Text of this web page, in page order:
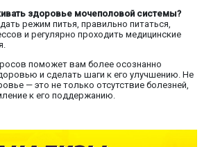
здоровье мочеполовой системы?
режим питья, правильно питаться,
и регулярно проходить медицинские
поможет вам более осознанно
и сделать шаги к его улучшению. Не
— это не только отсутствие болезней,
к его поддержанию.